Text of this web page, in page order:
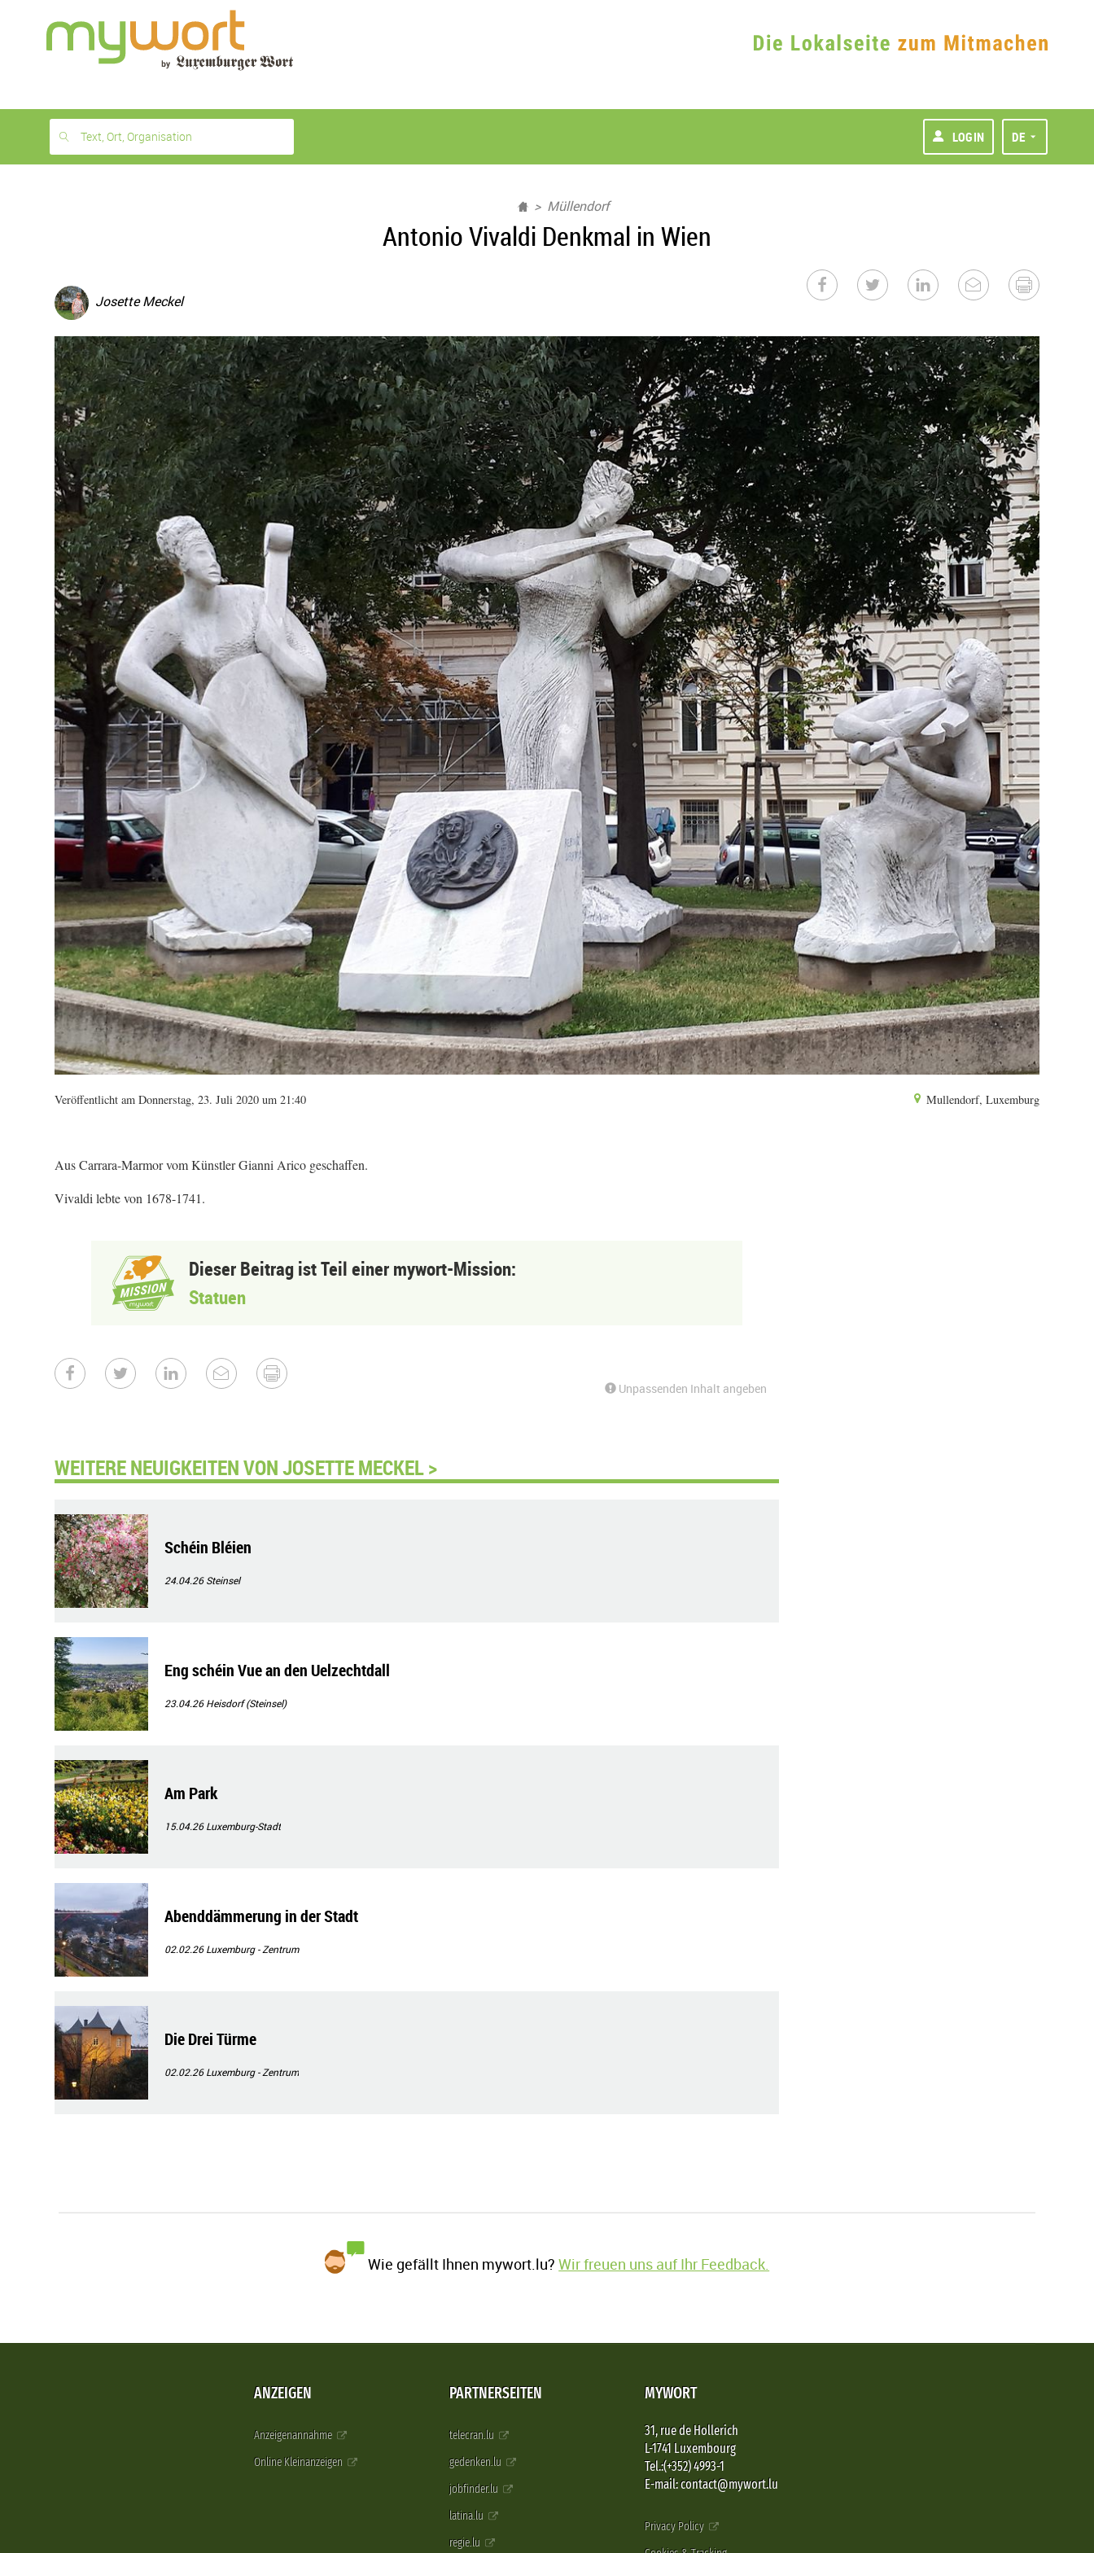
month
free
Text, Ort, Organisation LOGIN DE
Müllendorf
Antonio Vivaldi Denkmal in Wien
Josette Meckel
Veröffentlicht am Donnerstag, 23. Juli 2020 um 21:40 Mullendorf, Luxemburg
Aus Carrara-Marmor vom Künstler Gianni Arico geschaffen.
Vivaldi lebte von 1678-1741.
Dieser Beitrag ist Teil einer mywort-Mission:
Statuen
Unpassenden Inhalt angeben
WEITERE NEUIGKEITEN VON JOSETTE MECKEL >
Schéin Bléien
24.04.26Steinsel
Eng schéin Vue an den Uelzechtdall
23.04.26Heisdorf (Steinsel)
Am Park
15.04.26Luxemburg-Stadt
Abenddämmerung in der Stadt
02.02.26Luxemburg - Zentrum
Die Drei Türme
02.02.26Luxemburg - Zentrum
Wie gefällt Ihnen mywort.lu?Wir freuen uns auf Ihr Feedback.
ANZEIGEN
Anzeigenannahme
Online Kleinanzeigen
PARTNERSEITEN
telecran.lu
gedenken.lu
jobfinder.lu
latina.lu
regie.lu
MYWORT
31, rue de Hollerich
L-1741 Luxembourg
Tel.:(+352) 4993-1
E-mail: contact@mywort.lu
Privacy Policy